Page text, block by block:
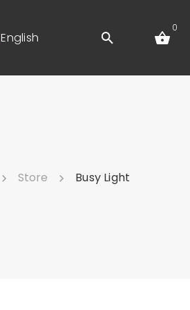
English
0
Store Busy Light